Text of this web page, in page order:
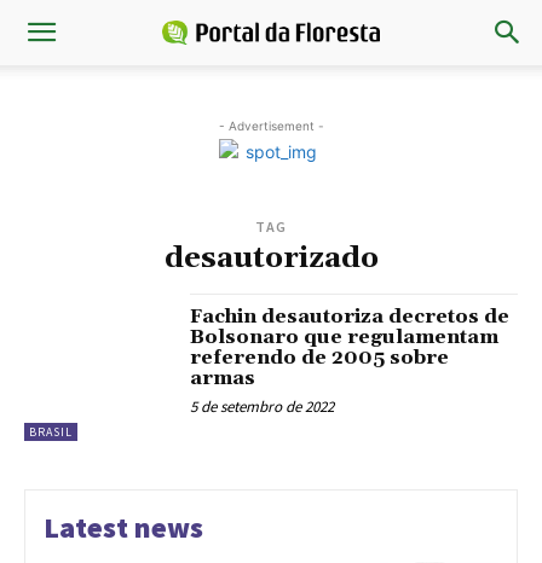
- Advertisement -
TAG
desautorizado
BRASIL
Fachin desautoriza decretos de
Bolsonaro que regulamentam
referendo de 2005 sobre
armas
5 de setembro de 2022
Latest news